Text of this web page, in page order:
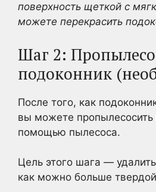
поверхность щеткой с
можете перекрасить
Шаг 2:
подоконник
После того, как
вы можете
помощью пылесоса.
Цель этого шага —
как можно больше